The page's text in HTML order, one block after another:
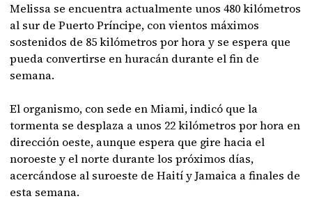
Melissa se encuentra actualmente unos 480 kilómetros
al sur de Puerto Príncipe, con vientos máximos
sostenidos de 85 kilómetros por hora y se espera que
pueda convertirse en huracán durante el fin de
semana.
El organismo, con sede en Miami, indicó que la
tormenta se desplaza a unos 22 kilómetros por hora en
dirección oeste, aunque espera que gire hacia el
noroeste y el norte durante los próximos días,
acercándose al suroeste de Haití y Jamaica a finales de
esta semana.